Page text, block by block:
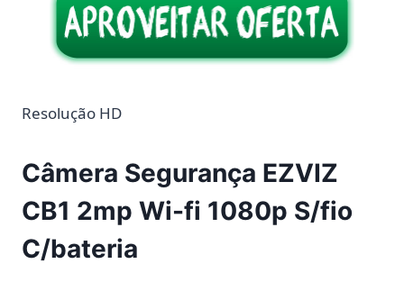
Resolução HD
Câmera Segurança EZVIZ
CB1 2mp Wi-fi 1080p S/fio
C/bateria